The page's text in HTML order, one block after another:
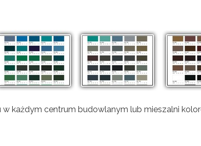
każdym centrum budowlanym lub mieszalni